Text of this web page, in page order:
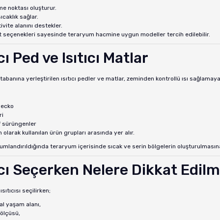
noktası oluşturur.
sağlar.
alanını destekler.
seçenekleri sayesinde teraryum hacmine uygun modeller tercih edilebilir.
Ped ve Isıtıcı Matlar
yerleştirilen ısıtıcı pedler ve matlar, zeminden kontrollü ısı
sürüngenler
olarak kullanılan ürün grupları arasında yer alır.
teraryum içerisinde sıcak ve serin bölgelerin
Seçerken Nelere Dikkat
seçilirken;
yaşam alanı,